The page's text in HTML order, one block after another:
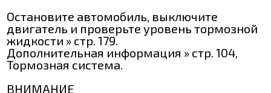
Остановите автомобиль, выключите
двигатель и проверьте уровень тормозной
жидкости » стр. 179.
Дополнительная информация » стр. 104,
Тормозная система.
ВНИМАНИЕ